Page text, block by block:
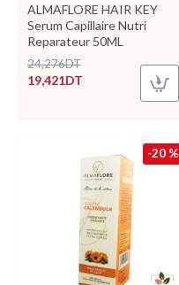
ALMAFLORE HAIR KEY
Serum Capillaire Nutri
Reparateur 50ML
19,421DT
24,276DT
-20 %